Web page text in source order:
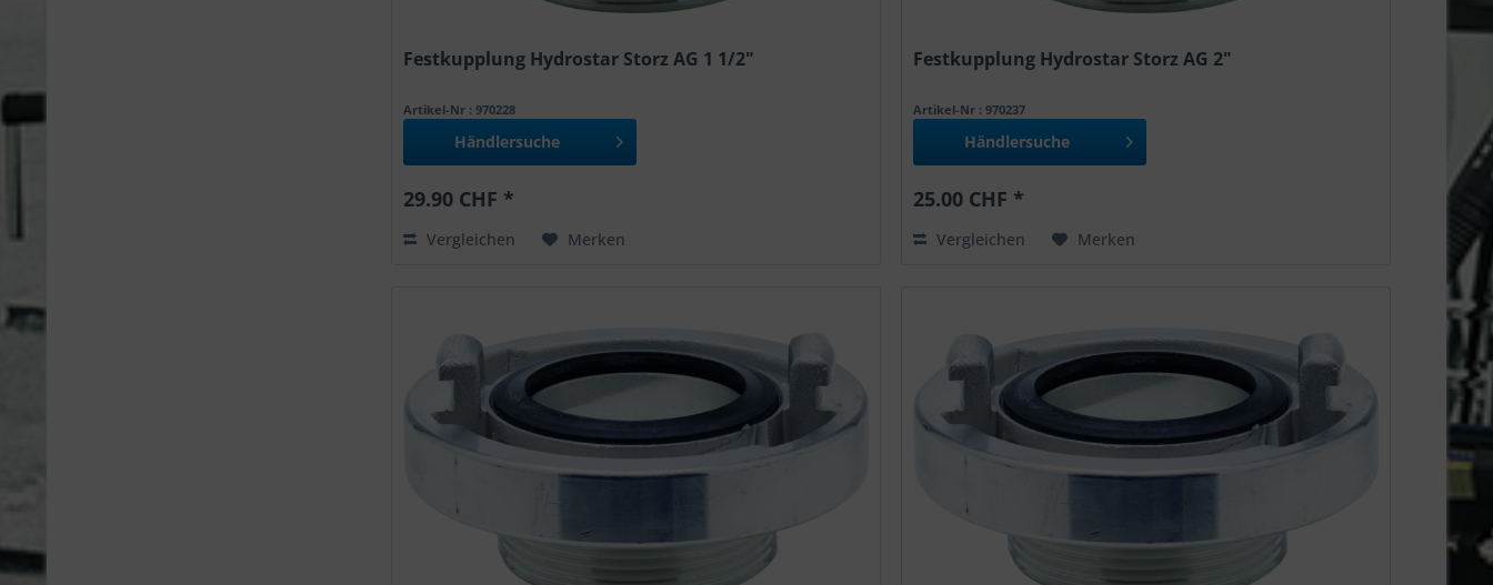
Festkupplung Hydrostar Storz AG 1 1/2"
Artikel-Nr : 970228
Händlersuche
29.90 CHF *
Vergleichen Merken
Festkupplung Hydrostar Storz AG 2"
Artikel-Nr : 970237
Händlersuche
25.00 CHF *
Vergleichen Merken